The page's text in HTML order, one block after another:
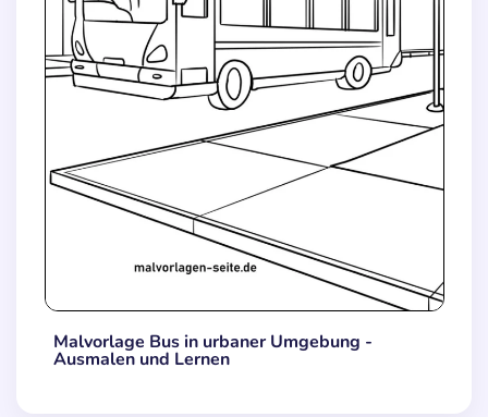
Malvorlage Bus in urbaner Umgebung -
Ausmalen und Lernen